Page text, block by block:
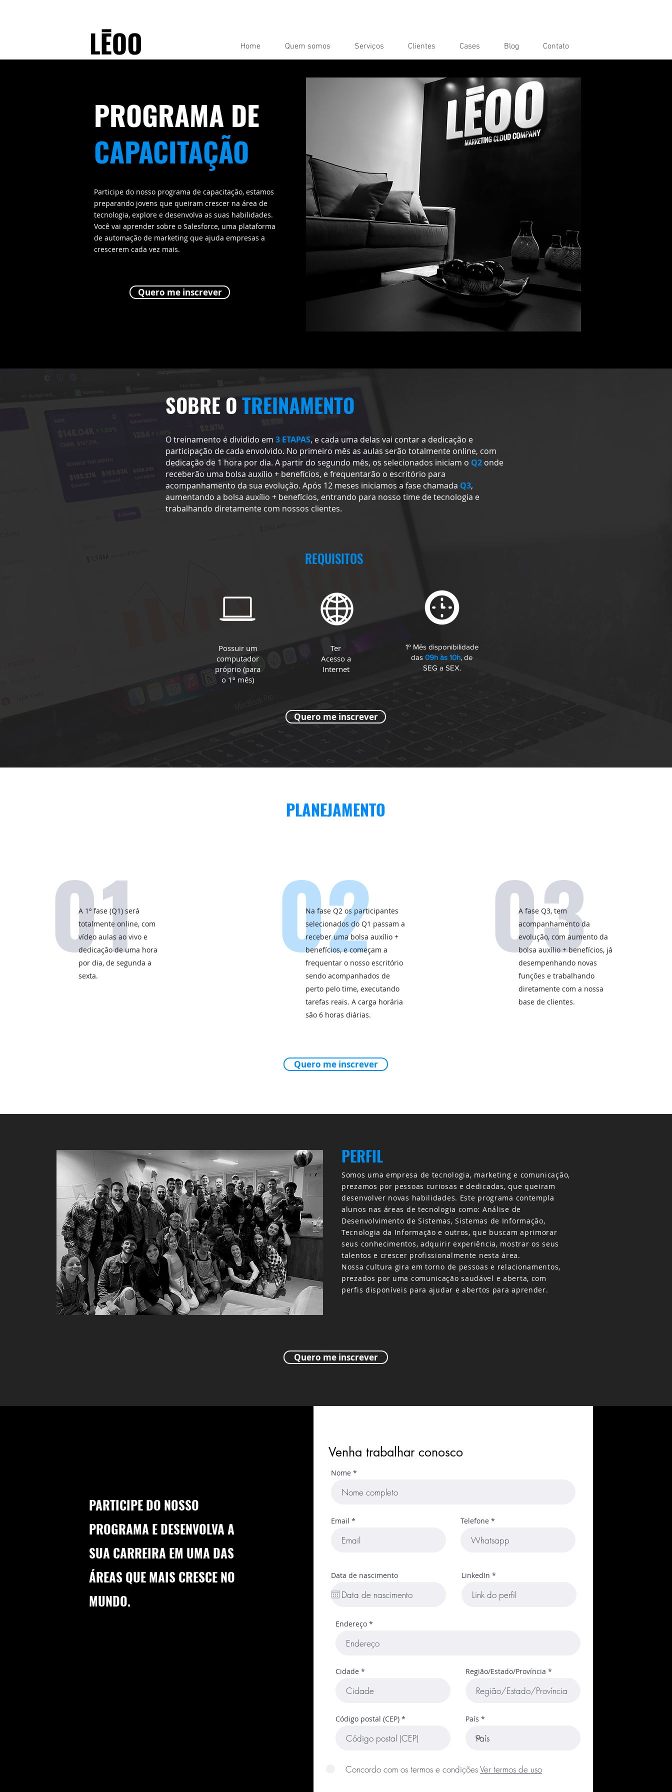
Home Quem somos Serviços Clientes Cases Blog Contato
PROGRAMA DE
CAPACITAÇÃO
Participe do nosso programa de capacitação, estamos
preparando jovens que queiram crescer na área de
tecnologia, explore e desenvolva as suas habilidades.
Você vai aprender sobre o Salesforce, uma plataforma
de automação de marketing que ajuda empresas a
crescerem cada vez mais.
Quero me inscrever
SOBRE OTREINAMENTO
O treinamento é dividido em 3 ETAPAS, e cada uma delas vai contar a dedicação e
participação de cada envolvido. No primeiro mês as aulas serão totalmente online, com
dedicação de 1 hora por dia. A partir do segundo mês, os selecionados iniciam o Q2 onde
receberão uma bolsa auxílio + benefícios, e frequentarão o escritório para
acompanhamento da sua evolução. Após 12 meses iniciamos a fase chamada Q3,
aumentando a bolsa auxílio + benefícios, entrando para nosso time de tecnologia e
trabalhando diretamente com nossos clientes.
REQUISITOS
Possuir um
computador
próprio (para
o 1º mês)
Ter
Acesso a
Internet
1º Mês disponibilidade
das 09h às 10h, de
SEG a SEX.
Quero me inscrever
PLANEJAMENTO
01
A 1º fase (Q1) será
totalmente online, com
vídeo aulas ao vivo e
dedicação de uma hora
por dia, de segunda a
sexta.
02
Na fase Q2 os participantes
selecionados do Q1 passam a
receber uma bolsa auxílio +
benefícios, e começam a
frequentar o nosso escritório
sendo acompanhados de
perto pelo time, executando
tarefas reais. A carga horária
são 6 horas diárias.
03
A fase Q3, tem
acompanhamento da
evolução, com aumento da
bolsa auxílio + benefícios, já
desempenhando novas
funções e trabalhando
diretamente com a nossa
base de clientes.
Quero me inscrever
PERFIL
Somos uma empresa de tecnologia, marketing e comunicação,
prezamos por pessoas curiosas e dedicadas, que queiram
desenvolver novas habilidades. Este programa contempla
alunos nas áreas de tecnologia como: Análise de
Desenvolvimento de Sistemas, Sistemas de Informação,
Tecnologia da Informação e outros, que buscam aprimorar
seus conhecimentos, adquirir experiência, mostrar os seus
talentos e crescer profissionalmente nesta área.
Nossa cultura gira em torno de pessoas e relacionamentos,
prezados por uma comunicação saudável e aberta, com
perfis disponíveis para ajudar e abertos para aprender.
Quero me inscrever
PARTICIPE DO NOSSO
PROGRAMA E DESENVOLVA A
SUA CARREIRA EM UMA DAS
ÁREAS QUE MAIS CRESCE NO
MUNDO.
Venha trabalhar conosco
Nome
Email Telefone
Data de nascimento LinkedIn
Endereço
Cidade Região/Estado/Província
Código postal (CEP) País
Concordo com os termos e condiçõesVer termos de uso